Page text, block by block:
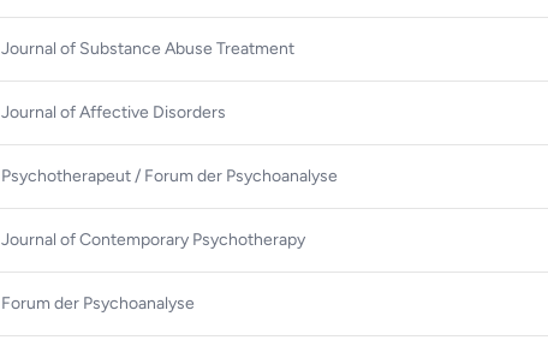
Journal of Substance Abuse Treatment
Journal of Affective Disorders
Psychotherapeut / Forum der Psychoanalyse
Journal of Contemporary Psychotherapy
Forum der Psychoanalyse